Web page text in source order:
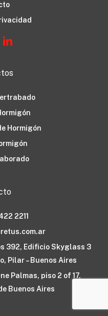
Hormigón
2211
392, Edificio Skyglass 3
Pilar – Buenos Aires
Palmas, piso 2 of 17,
Buenos Aires